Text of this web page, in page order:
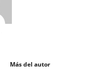
Más del autor